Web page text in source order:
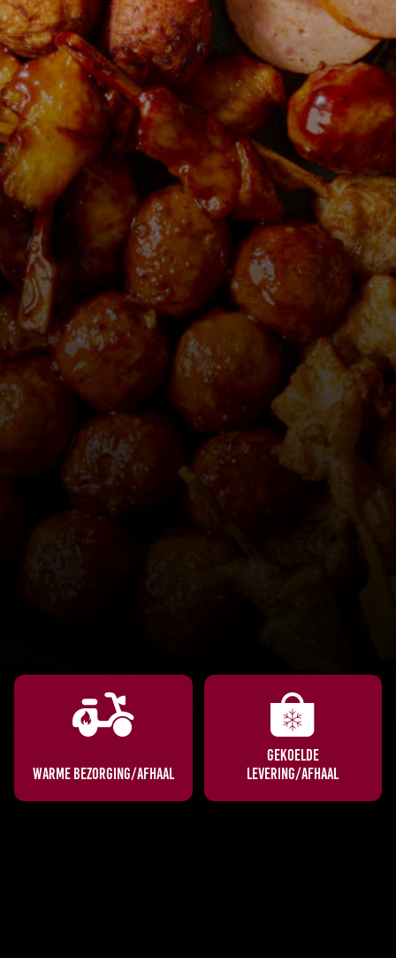
WARME BEZORGING/AFHAAL
GEKOELDE
LEVERING/AFHAAL